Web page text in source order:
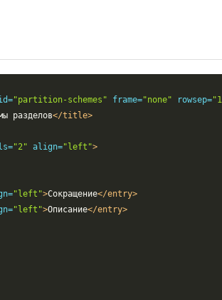
"partition-schemes" frame="none" rowsep=
разделов</title>
"2" align="left">
"left">Сокращение</entry>
"left">Описание</entry>